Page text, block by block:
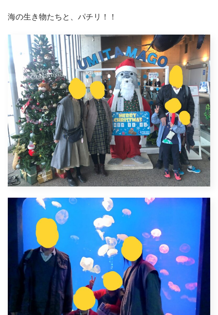
海の生き物たちと、パチリ！！